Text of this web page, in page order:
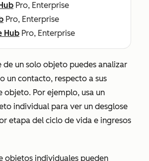
Pro, Enterprise
Pro, Enterprise
Hub Pro, Enterprise
de un solo objeto puedes analizar
un contacto, respecto a sus
objeto. Por ejemplo, usa un
individual para ver un desglose
etapa del ciclo de vida e ingresos
objetos individuales pueden